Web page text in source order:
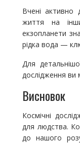
Вчені активно
життя на
екзопланети
рідка вода —
Для
дослідження ви
Висновок
Космічні
для людства.
до нашого